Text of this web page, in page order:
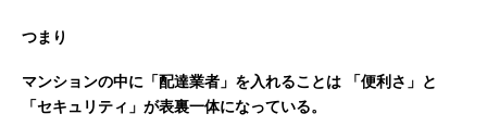
つまり
マンションの中に「配達業者」を入れることは
「便利さ」と
「セキュリティ」が表裏一体になっている。